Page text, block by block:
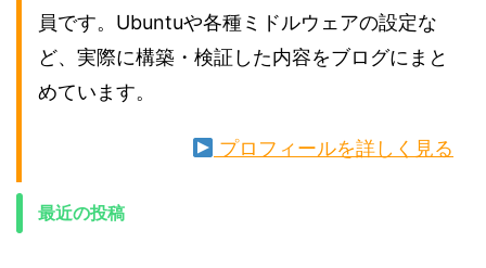
員です。Ubuntuや各種ミドルウェアの設定な
ど、実際に構築・検証した内容をブログにまと
めています。
プロフィールを詳しく見る
最近の投稿